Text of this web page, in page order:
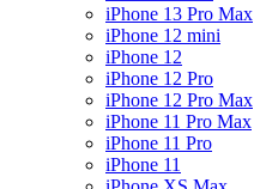
iPhone 13 Pro Max
iPhone 12 mini
iPhone 12
iPhone 12 Pro
iPhone 12 Pro Max
iPhone 11 Pro Max
iPhone 11 Pro
iPhone 11